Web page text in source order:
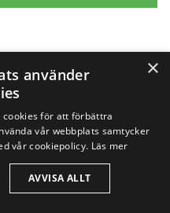
för
i andra
×
använder
cookies för att förbättra
vår webbplats samtycker
vår cookiepolicy. Läs mer
AVVISA ALLT